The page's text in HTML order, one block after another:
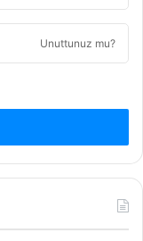
Unuttunuz mu?